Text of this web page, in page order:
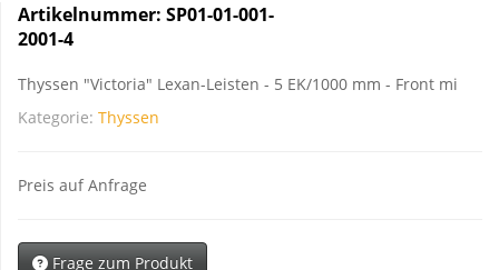
Artikelnummer: SP01-01-001-
2001-4
Thyssen "Victoria" Lexan-Leisten - 5 EK/1000 mm - Front mi
Kategorie: Thyssen
Preis auf Anfrage
Frage zum Produkt